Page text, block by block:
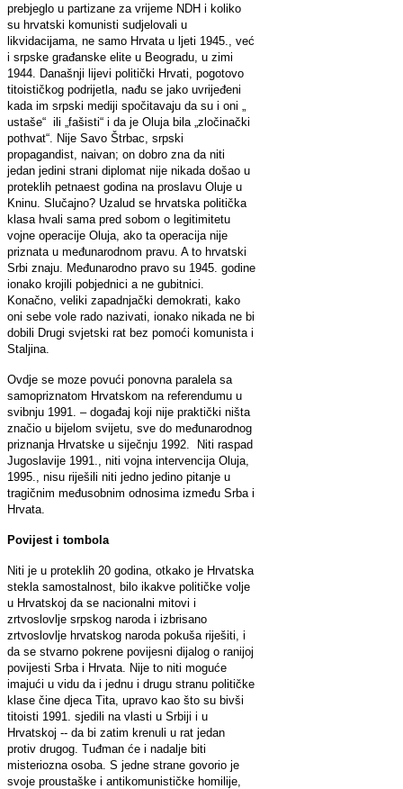
prebjeglo u partizane za vrijeme NDH i koliko
su hrvatski komunisti sudjelovali u
likvidacijama, ne samo Hrvata u ljeti 1945., već
i srpske građanske elite u Beogradu, u zimi
1944. Današnji lijevi politički Hrvati, pogotovo
titoističkog podrijetla, nađu se jako uvrijeđeni
kada im srpski mediji spočitavaju da su i oni „
ustaše“ ili „fašisti“ i da je Oluja bila „zločinački
pothvat“. Nije Savo Štrbac, srpski
propagandist, naivan; on dobro zna da niti
jedan jedini strani diplomat nije nikada došao u
proteklih petnaest godina na proslavu Oluje u
Kninu. Slučajno? Uzalud se hrvatska politička
klasa hvali sama pred sobom o legitimitetu
vojne operacije Oluja, ako ta operacija nije
priznata u međunarodnom pravu. A to hrvatski
Srbi znaju. Međunarodno pravo su 1945. godine
ionako krojili pobjednici a ne gubitnici.
Konačno, veliki zapadnjački demokrati, kako
oni sebe vole rado nazivati, ionako nikada ne bi
dobili Drugi svjetski rat bez pomoći komunista i
Staljina.
Ovdje se moze povući ponovna paralela sa
samopriznatom Hrvatskom na referendumu u
svibnju 1991. – događaj koji nije praktički ništa
značio u bijelom svijetu, sve do međunarodnog
priznanja Hrvatske u siječnju 1992. Niti raspad
Jugoslavije 1991., niti vojna intervencija Oluja,
1995., nisu riješili niti jedno jedino pitanje u
tragičnim međusobnim odnosima između Srba i
Hrvata.
Povijest i tombola
Niti je u proteklih 20 godina, otkako je Hrvatska
stekla samostalnost, bilo ikakve političke volje
u Hrvatskoj da se nacionalni mitovi i
zrtvoslovlje srpskog naroda i izbrisano
zrtvoslovlje hrvatskog naroda pokuša riješiti, i
da se stvarno pokrene povijesni dijalog o ranijoj
povijesti Srba i Hrvata. Nije to niti moguće
imajući u vidu da i jednu i drugu stranu političke
klase čine djeca Tita, upravo kao što su bivši
titoisti 1991. sjedili na vlasti u Srbiji i u
Hrvatskoj -- da bi zatim krenuli u rat jedan
protiv drugog. Tuđman će i nadalje biti
misteriozna osoba. S jedne strane govorio je
svoje proustaške i antikomunističke homilije,